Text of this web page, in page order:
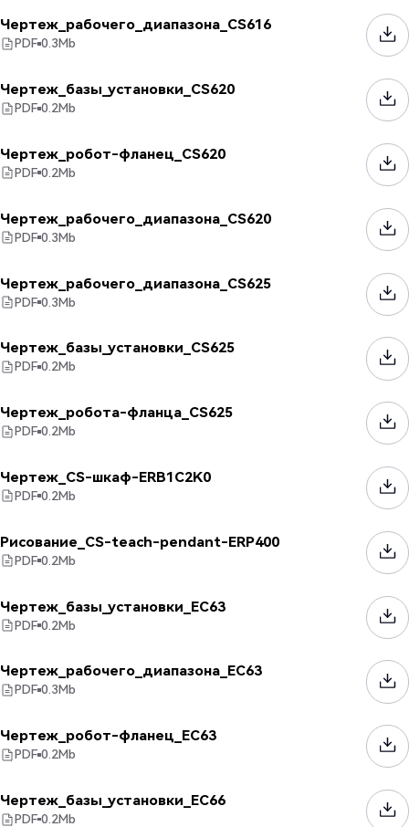
Чертеж_рабочего_диапазона_CS616
PDF 0.3Mb
Чертеж_базы_установки_CS620
PDF 0.2Mb
Чертеж_робот-фланец_CS620
PDF 0.2Mb
Чертеж_рабочего_диапазона_CS620
PDF 0.3Mb
Чертеж_рабочего_диапазона_CS625
PDF 0.3Mb
Чертеж_базы_установки_CS625
PDF 0.2Mb
Чертеж_робота-фланца_CS625
PDF 0.2Mb
Чертеж_CS-шкаф-ERB1C2K0
PDF 0.2Mb
Рисование_CS-teach-pendant-ERP400
PDF 0.2Mb
Чертеж_базы_установки_EC63
PDF 0.2Mb
Чертеж_рабочего_диапазона_EC63
PDF 0.3Mb
Чертеж_робот-фланец_EC63
PDF 0.2Mb
Чертеж_базы_установки_EC66
PDF 0.2Mb